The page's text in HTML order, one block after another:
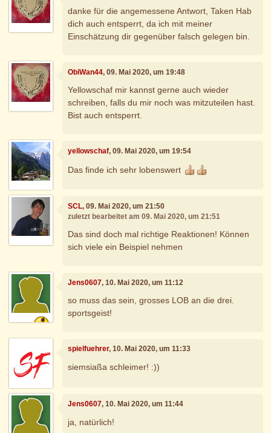
danke für die angemessene Antwort, Taken Hab
dich auch entsperrt, da ich mit meiner
Einschätzung dir gegenüber falsch gelegen bin.
ObiWan44, 09. Mai 2020, um 19:48
Yellowschaf mir kannst gerne auch wieder
schreiben, falls du mir noch was mitzuteilen hast.
Bist auch entsperrt.
yellowschaf, 09. Mai 2020, um 19:54
Das finde ich sehr lobenswert
SCL, 09. Mai 2020, um 21:50
zuletzt bearbeitet am 09. Mai 2020, um 21:51
Das sind doch mal richtige Reaktionen! Können
sich viele ein Beispiel nehmen
Jens0607, 10. Mai 2020, um 11:12
so muss das sein, grosses LOB an die drei.
sportsgeist!
spielfuehrer, 10. Mai 2020, um 11:33
siemsiaßa schleimer! :))
Jens0607, 10. Mai 2020, um 11:44
ja, natürlich!